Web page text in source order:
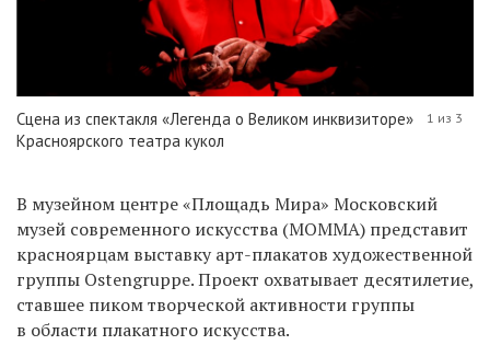
Сцена из спектакля «Легенда о Великом инквизиторе»
Красноярского театра кукол
1 из 3
В музейном центре «Площадь Мира» Московский
музей современного искусства (МОММА) представит
красноярцам выставку арт-плакатов художественной
группы Ostengruppe. Проект охватывает десятилетие,
ставшее пиком творческой активности группы
в области плакатного искусства.